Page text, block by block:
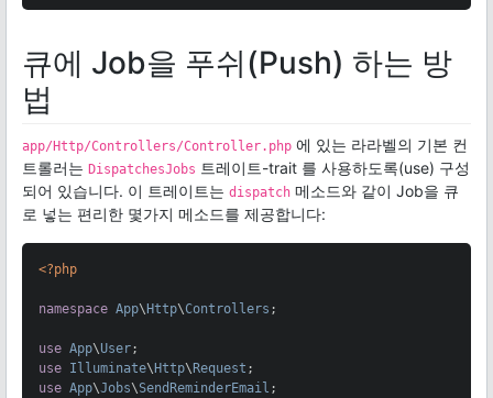
큐에 Job을 푸쉬(Push) 하는 방
법
app/Http/Controllers/Controller.php 에 있는 라라벨의 기본 컨
트롤러는 DispatchesJobs 트레이트-trait 를 사용하도록(use) 구성
되어 있습니다. 이 트레이트는 dispatch 메소드와 같이 Job을 큐
로 넣는 편리한 몇가지 메소드를 제공합니다:
<?php
namespace App\ Http\Controllers ;
use App\User
use Illuminate\ Http\ Request
use App\Jobs\SendReminderEmail